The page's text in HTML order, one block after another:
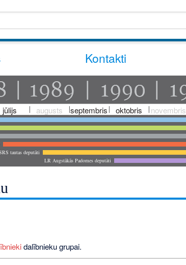
Kontakti
jūlijs augusts septembris oktobris novembris
tautas deputāti
LR Augstākās Padomes deputāti
dalībnieku grupai.